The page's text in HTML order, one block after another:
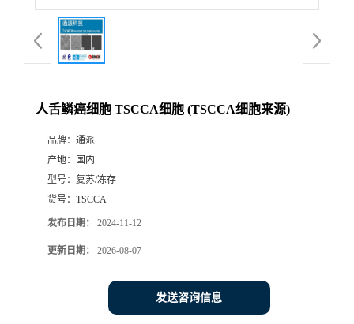
人舌鳞癌细胞 TSCCA细胞 (TSCCA细胞来源)
品牌： 通派
产地：
国内
型号： 复苏/冻存
货号： TSCCA
发布日期： 2024-11-12
更新日期： 2026-08-07
发送咨询信息